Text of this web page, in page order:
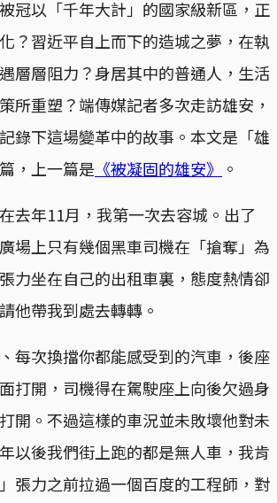
冠以「千年大計」的國家級新區，正
？習近平自上而下的造城之夢，在執
層層阻力？身居其中的普通人，生活
所重塑？端傳媒記者多次走訪雄安，
錄下這場變革中的故事。本文是「雄
，上一篇是 《被凝固的雄安》 。
去年11月，我第一次去容城。出了
場上只有幾個黑車司機在「搶奪」為
力坐在自己的出租車裏，態度熱情卻
他帶我到處去轉轉。
每次換擋你都能感受到的汽車，後座
打開，司機得在駕駛座上向後欠過身
開。不過這樣的車況並未敗壞他對未
以後我們街上跑的都是無人車，我肯
張力之前拉過一個百度的工程師，對